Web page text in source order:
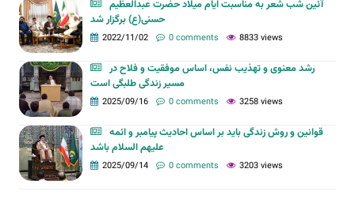
آئین شب شعر به مناسبت ایام میلاد حضرت عبدالعظیم
حسنی(ع) برگزار شد
2022/11/02 0 comments 8833 views
رشد معنوی و تهذیب نفس، اساس موفقیت و فلاح در
مسیر زندگی طلبگی است
2025/09/16 0 comments 3258 views
قوانین و روش زندگی باید بر اساس احادیث پیامبر و ائمه
علیهم السلام باشد
2025/09/14 0 comments 3203 views